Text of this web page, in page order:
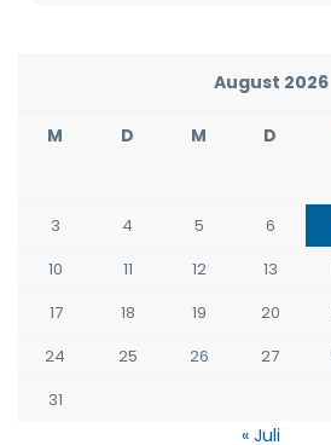
August 2026
M D M D
3
4 5 6
10
11 12 13
17
18 19 20
24
25 26 27
31
« Juli